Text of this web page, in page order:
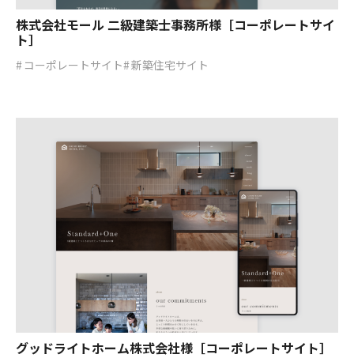
株式会社モール 二級建築士事務所様［コーポレートサイ
ト］
コーポレートサイト 新築住宅サイト
グッドライトホーム株式会社様［コーポレートサイト］